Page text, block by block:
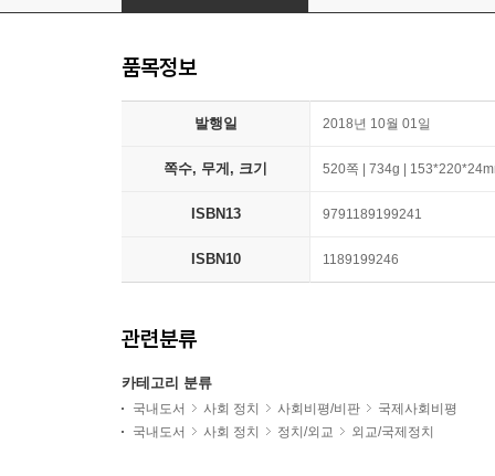
품목정보
발행일 2018년 10월 01일
쪽수, 무게, 크기 520쪽 | 734g |
ISBN13 9791189199241
ISBN10 1189199246
관련분류
카테고리 분류
국내도서 사회 정치 사회비평/비판
국제사회비평
국내도서
사회 정치 정치/외교 외교/국제정치